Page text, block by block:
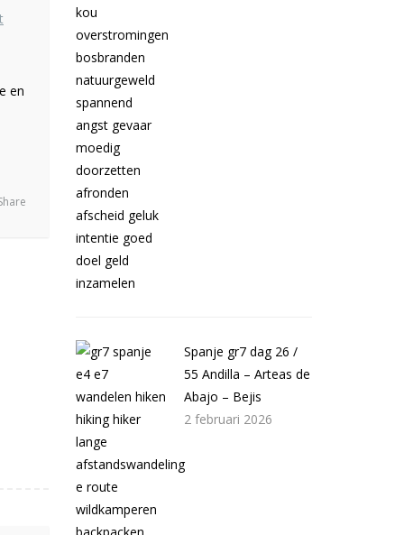
en
Spanje gr7 dag 26 /
55 Andilla – Arteas de
Abajo – Bejis
2 februari 2026